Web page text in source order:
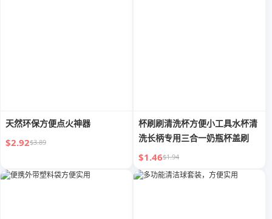
天然环保方便点火神器
$2.92$3.89
杯刷刷清洗杯方便小工具水杯清
洗长柄专用三合一奶瓶杯盖刷
$1.46$1.94